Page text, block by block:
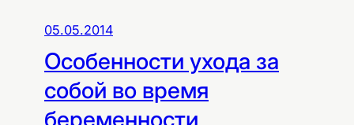
а
к
а
к
л
05.05.2014
Особенности ухода за
собой во время
беременности